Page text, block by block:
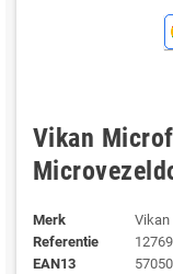
Vikan
Merk
Vikan
Referentie
12769
EAN13